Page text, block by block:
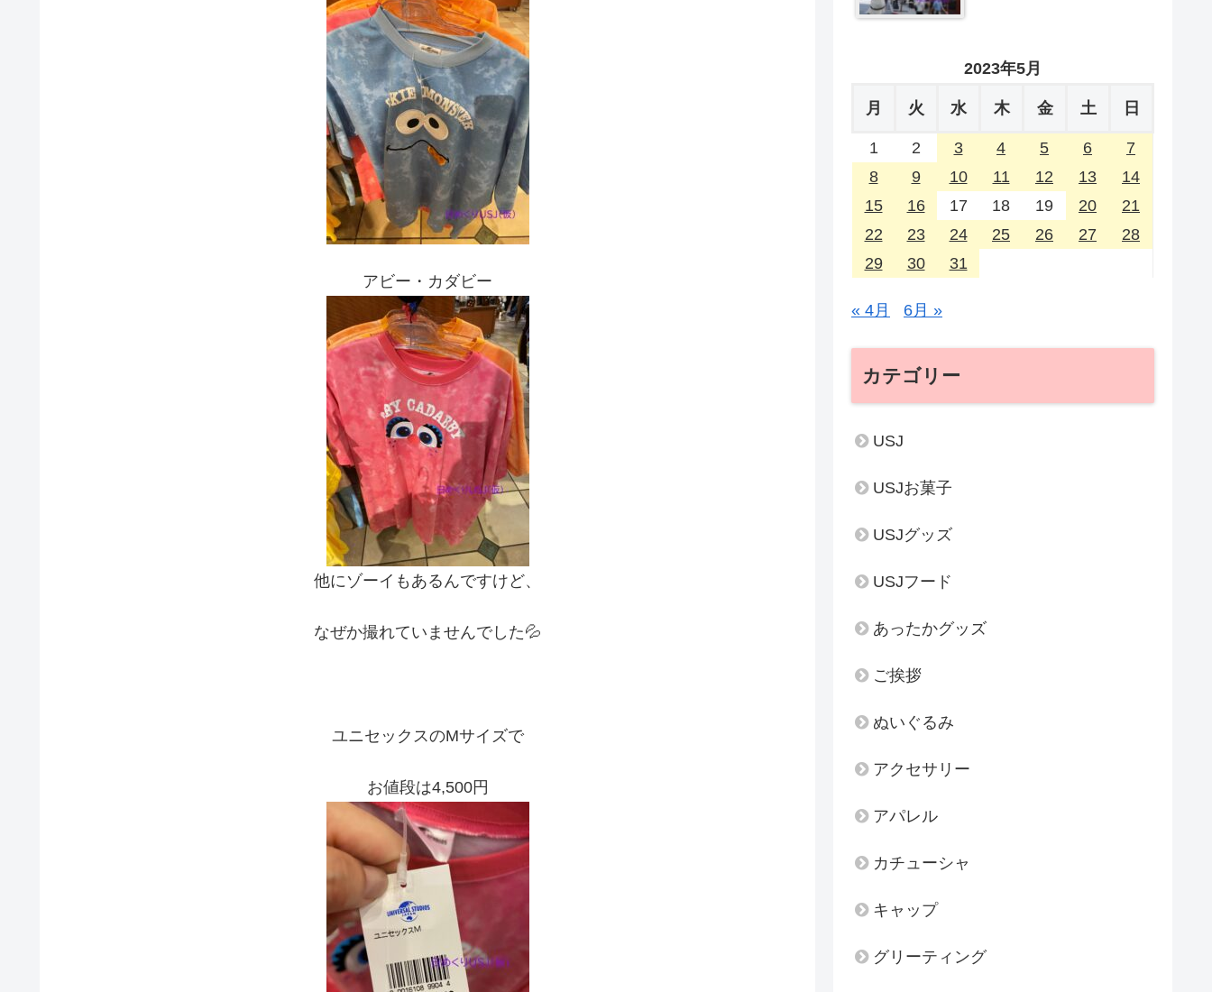
アビー・カダビー
他にゾーイもあるんですけど、
なぜか撮れていませんでした💦
ユニセックスのMサイズで
お値段は4,500円
2023年5月
月 火 水 木 金 土 日
1 2 3 4 5 6
7
8
9 10 11 12 13
14
15
16 17 18 19 20
21
22
23 24 25 26 27
28
29
30 31
« 4月 6月 »
カテゴリー
USJ
USJお菓子
USJグッズ
USJフード
あったかグッズ
ご挨拶
ぬいぐるみ
アクセサリー
アパレル
カチューシャ
キャップ
グリーティング